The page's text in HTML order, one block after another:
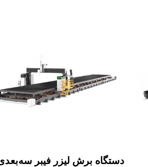
دستگاه برش لیزر فیبر